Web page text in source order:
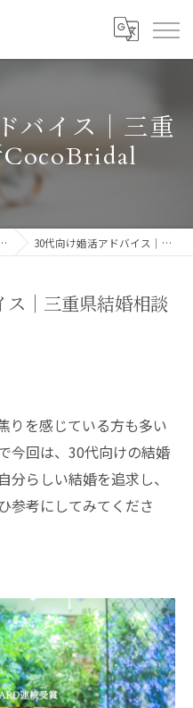
バイス│三重
30代向け婚活アドバイス│三重県結婚相談所CocoBridal
ス│三重県結婚相談
りを感じている方も多い
今回は、30代向けの結婚
らしい結婚を追求し、
参考にしてみてくださ